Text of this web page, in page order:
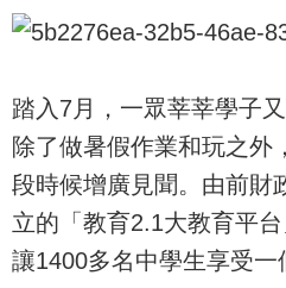
踏入7月，一眾莘莘學子
除了做暑假作業和玩之外
段時候增廣見聞。由前財
立的「教育2.1大教育平
讓1400多名中學生享受一